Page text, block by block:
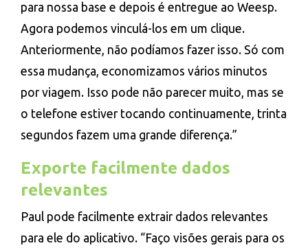
para nossa base e depois é entregue ao Weesp.
Agora podemos vinculá-los em um clique.
Anteriormente, não podíamos fazer isso. Só com
essa mudança, economizamos vários minutos
por viagem. Isso pode não parecer muito, mas se
o telefone estiver tocando continuamente, trinta
segundos fazem uma grande diferença.”
Exporte facilmente dados
relevantes
Paul pode facilmente extrair dados relevantes
para ele do aplicativo. “Faço visões gerais para os